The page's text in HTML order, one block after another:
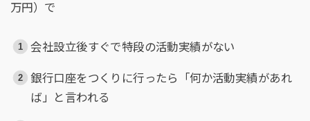
万円）で
会社設立後すぐで特段の活動実績がない
銀行口座をつくりに行ったら「何か活動実績があれ
ば」と言われる